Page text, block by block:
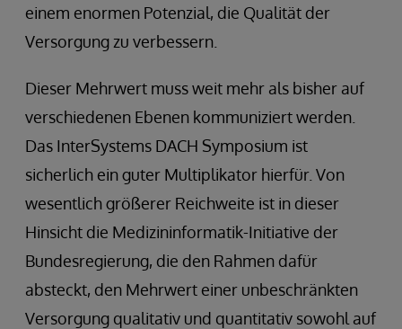
einem enormen Potenzial, die Qualität der
Versorgung zu verbessern.
Dieser Mehrwert muss weit mehr als bisher auf
verschiedenen Ebenen kommuniziert werden.
Das InterSystems DACH Symposium ist
sicherlich ein guter Multiplikator hierfür. Von
wesentlich größerer Reichweite ist in dieser
Hinsicht die Medizininformatik-Initiative der
Bundesregierung, die den Rahmen dafür
absteckt, den Mehrwert einer unbeschränkten
Versorgung qualitativ und quantitativ sowohl auf